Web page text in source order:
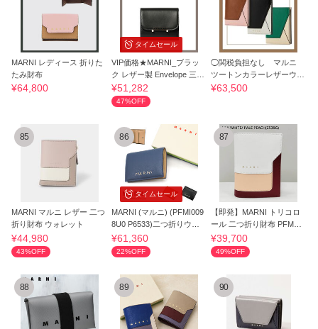
MARNI レディース 折りた
たみ財布
¥64,800
タイムセール
VIP価格★MARNI_ブラッ
ク レザー製 Envelope 三つ
折りウォレット
¥51,282
47%OFF
◯関税負担なし マルニ
ツートンカラーレザーウォ
レット
¥63,500
85
MARNI マルニ レザー 二つ
折り財布 ウォレット
¥44,980
43%OFF
タイムセール
86
MARNI (マルニ) (PFMI009
8U0 P6533)二つ折りウォ
レット
¥61,360
22%OFF
87
【即発】MARNI トリコロ
ール 二つ折り財布 PFMO
Q14U13LV520
¥39,700
49%OFF
88 89 90